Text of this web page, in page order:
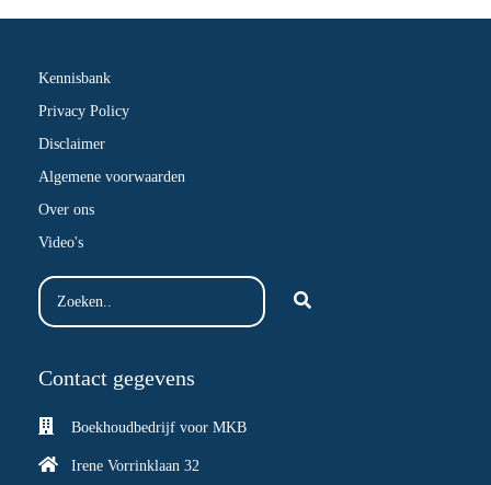
Kennisbank
Privacy Policy
Disclaimer
Algemene voorwaarden
Over ons
Video's
Contact gegevens
Boekhoudbedrijf voor MKB
Irene Vorrinklaan 32